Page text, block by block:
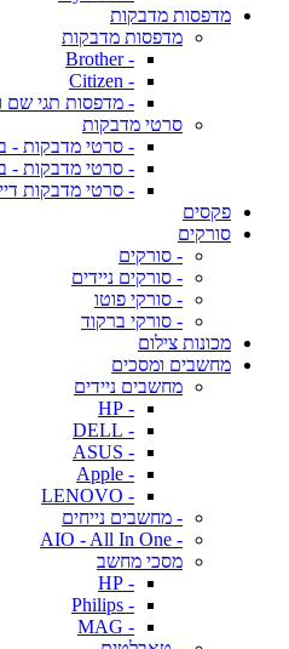
מדפסות מדבקות
מדפסות מדבקות
- Brother
- Citizen
- מדפסות תגי שם
סרטי מדבקות
- סרטי מדבקות -
- סרטי מדבקות -
- סרטי מדבקות
פקסים
סורקים
- סורקים
- סורקים ניידים
- סורקי פוטו
- סורקי ברקוד
מכונות צילום
מחשבים ומסכים
מחשבים ניידים
- HP
- DELL
- ASUS
- Apple
- LENOVO
- מחשבים נייחים
- AIO - All In One
מסכי מחשב
- HP
- Philips
- MAG